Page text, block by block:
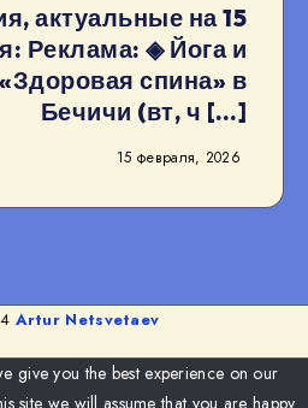
актуальные на 15
Реклама: ◈ Йога и
спина» в
Бечичи (вт, ч […]
15 февраля, 2026
Artur Netsvetaev
give you the best experience on our
site we will assume that you are happy